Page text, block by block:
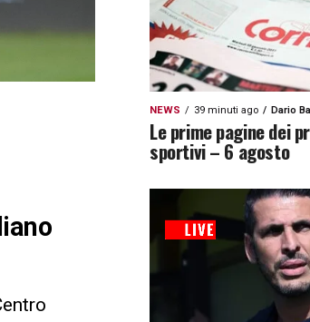
NEWS 39 minuti ago Dario
Le prime pagine dei
sportivi – 6 agosto